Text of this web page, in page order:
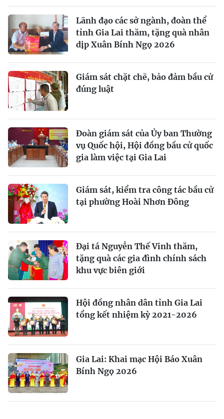
Lãnh đạo các sở ngành, đoàn thể
tỉnh Gia Lai thăm, tặng quà nhân
dịp Xuân Bính Ngọ 2026
Giám sát chặt chẽ, bảo đảm bầu cử
đúng luật
Đoàn giám sát của Ủy ban Thường
vụ Quốc hội, Hội đồng bầu cử quốc
gia làm việc tại Gia Lai
Giám sát, kiểm tra công tác bầu cử
tại phường Hoài Nhơn Đông
Đại tá Nguyễn Thế Vinh thăm,
tặng quà các gia đình chính sách
khu vực biên giới
Hội đồng nhân dân tỉnh Gia Lai
tổng kết nhiệm kỳ 2021-2026
Gia Lai: Khai mạc Hội Báo Xuân
Bính Ngọ 2026